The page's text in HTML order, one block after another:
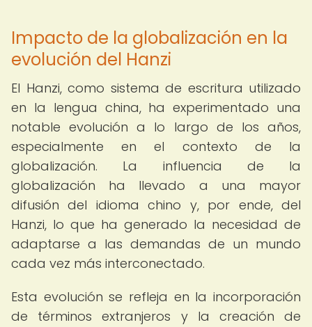
Impacto de la globalización en la
evolución del Hanzi
El Hanzi, como sistema de escritura utilizado
en la lengua china, ha experimentado una
notable evolución a lo largo de los años,
especialmente en el contexto de la
globalización. La influencia de la
globalización ha llevado a una mayor
difusión del idioma chino y, por ende, del
Hanzi, lo que ha generado la necesidad de
adaptarse a las demandas de un mundo
cada vez más interconectado.
Esta evolución se refleja en la incorporación
de términos extranjeros y la creación de